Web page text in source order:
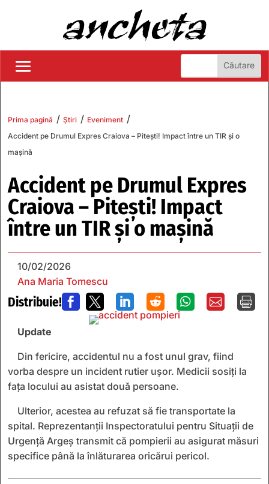
Prima pagină / Știri / Eveniment /
Accident pe Drumul Expres Craiova – Piteşti! Impact între un TIR și o
mașină
Accident pe Drumul Expres
Craiova – Piteşti! Impact
între un TIR și o mașină
10/02/2026
Ana Maria Tomescu
Distribuie!       
Update
Din fericire, accidentul nu a fost unul grav, fiind
vorba despre un incident rutier ușor. Medicii sosiți la
fața locului au asistat două persoane.
Ulterior, acestea au refuzat să fie transportate la
spital. Reprezentanții Inspectoratului pentru Situații de
Urgență Argeș transmit că pompierii au asigurat măsuri
specifice până la înlăturarea oricărui pericol.